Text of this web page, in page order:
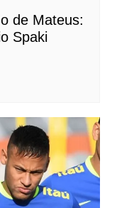
de Mateus:
Spaki